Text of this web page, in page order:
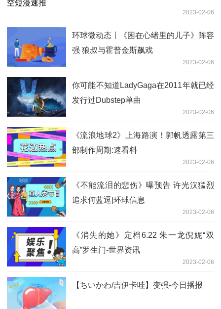
2023-02-06
环球微动态丨《困在心绪里的儿子》阵容
强 狼叔与霍普金斯飙戏
2023-02-06
你可能不知道LadyGaga在2011年就已经
发行过Dubstep单曲
2023-02-06
《流浪地球2》上海路演！郭帆透露第三
部制作周期:速看料
2023-02-06
《不能流泪的悲伤》曝预告 许光汉猛烈
追求何蓝逗|环球信息
2023-02-06
《消失的她》定档6.22 朱一龙倪妮“双
高”罗生门-世界资讯
2023-02-06
【ちいかわ/吉伊卡哇】变强-今日播报